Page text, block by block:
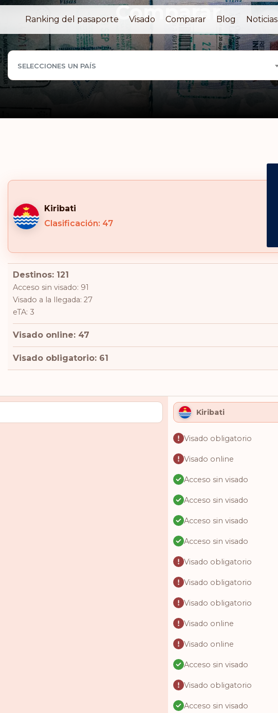
Ranking del pasaporte Visado Comparar Blog Noticias
Comparar
SELECCIONES UN PAÍS
Kiribati
Clasificación: 47
Destinos: 121
Acceso sin visado: 91
Visado a la llegada: 27
eTA: 3
Visado online: 47
Visado obligatorio: 61
Kiribati
Visado obligatorio
Visado online
Acceso sin visado
Acceso sin visado
Acceso sin visado
Acceso sin visado
Visado obligatorio
Visado obligatorio
Visado obligatorio
Visado online
Visado online
Acceso sin visado
Visado obligatorio
Acceso sin visado